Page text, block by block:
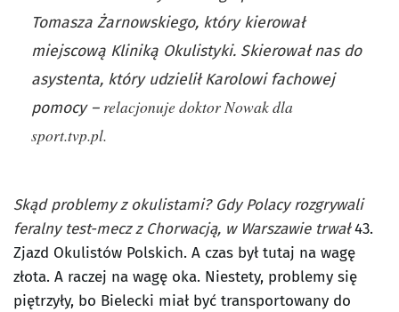
Tomasza Żarnowskiego, który kierował
miejscową Kliniką Okulistyki. Skierował nas do
asystenta, który udzielił Karolowi fachowej
pomocy – relacjonuje doktor Nowak dla
sport.tvp.pl.
Skąd problemy z okulistami? Gdy Polacy rozgrywali
feralny test-mecz z Chorwacją, w Warszawie trwał43.
Zjazd Okulistów Polskich. A czas był tutaj na wagę
złota. A raczej na wagę oka. Niestety, problemy się
piętrzyły, bo Bielecki miał być transportowany do